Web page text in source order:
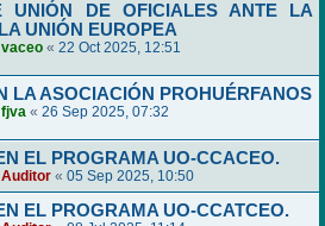
UNIÓN DE OFICIALES ANTE LA
UNIÓN EUROPEA
vaceo « 22 Oct 2025, 12:51
LA ASOCIACIÓN PROHUÉRFANOS
fjva « 26 Sep 2025, 07:32
EL PROGRAMA UO-CCACEO.
Auditor « 05 Sep 2025, 10:50
EL PROGRAMA UO-CCATCEO.